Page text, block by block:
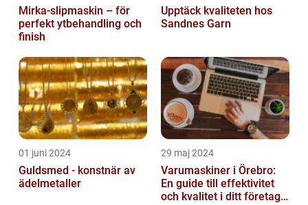
Mirka-slipmaskin – för
perfekt ytbehandling och
finish
Upptäck kvaliteten hos
Sandnes Garn
01 juni 2024
Guldsmed - konstnär av
ädelmetaller
29 maj 2024
Varumaskiner i Örebro:
En guide till effektivitet
och kvalitet i ditt företags